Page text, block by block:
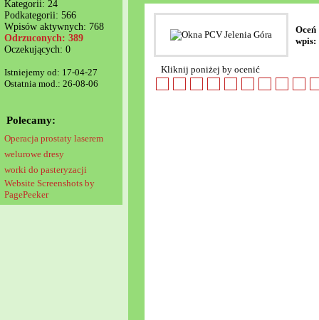
Kategorii: 24
Podkategorii: 566
Wpisów aktywnych: 768
Odrzuconych: 389
Oczekujących: 0
Istniejemy od: 17-04-27
Ostatnia mod.: 26-08-06
Polecamy:
Operacja prostaty laserem
welurowe dresy
worki do pasteryzacji
Website Screenshots by
PagePeeker
Oceń
wpis:
Kliknij poniżej by ocenić